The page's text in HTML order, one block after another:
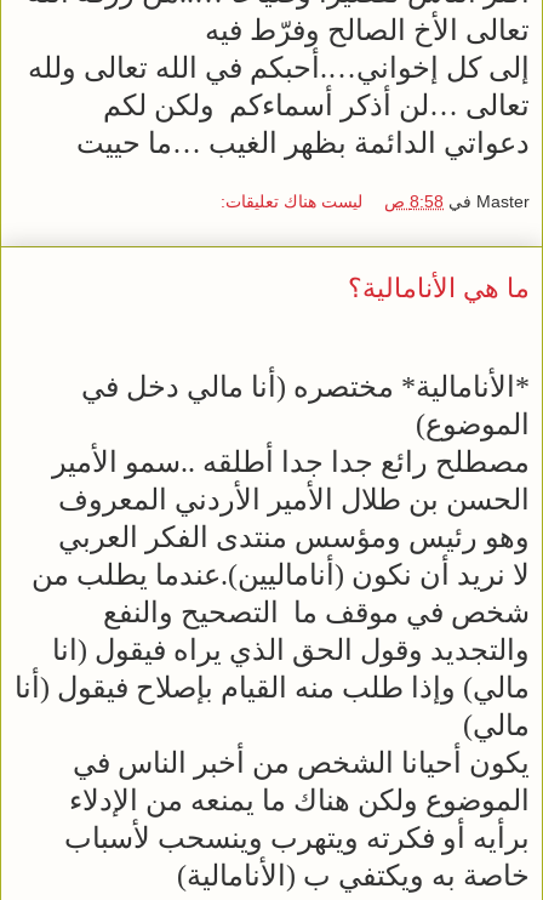
تعالى الأخ الصالح وفرّط فيه
إلى كل إخواني….أحبكم في الله تعالى ولله
تعالى …لن أذكر أسماءكم ولكن لكم
دعواتي الدائمة بظهر الغيب …ما حييت
Master في 8:58 ص ليست هناك تعليقات:
ما هي الأنامالية؟
*الأنامالية* مختصره (أنا مالي دخل في
الموضوع)
مصطلح رائع جدا جدا أطلقه ..سمو الأمير
الحسن بن طلال الأمير الأردني المعروف
وهو رئيس ومؤسس منتدى الفكر العربي
لا نريد أن نكون (أناماليين).عندما يطلب من
شخص في موقف ما التصحيح والنفع
والتجديد وقول الحق الذي يراه فيقول (انا
مالي) وإذا طلب منه القيام بإصلاح فيقول (أنا
مالي)
يكون أحيانا الشخص من أخبر الناس في
الموضوع ولكن هناك ما يمنعه من الإدلاء
برأيه أو فكرته ويتهرب وينسحب لأسباب
خاصة به ويكتفي ب (الأنامالية)